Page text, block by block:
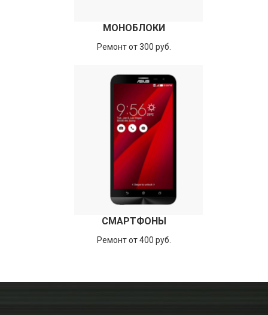
МОНОБЛОКИ
Ремонт от 300 руб.
СМАРТФОНЫ
Ремонт от 400 руб.